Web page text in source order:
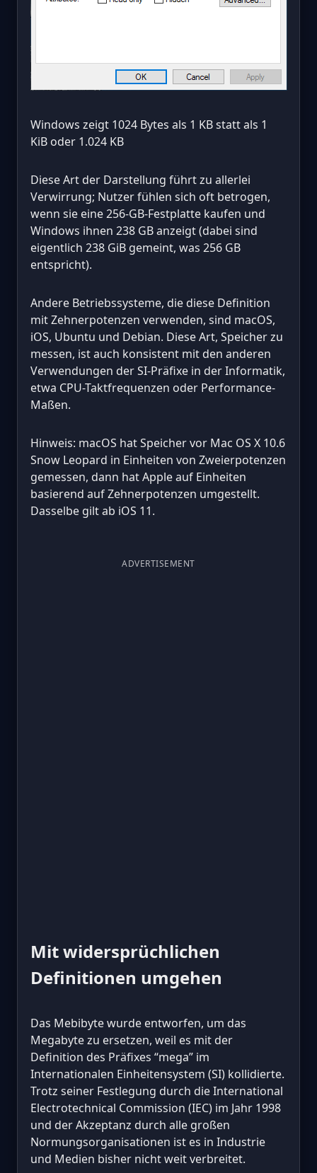
Windows zeigt 1024 Bytes als 1 KB statt als 1
KiB oder 1.024 KB
Diese Art der Darstellung führt zu allerlei
Verwirrung; Nutzer fühlen sich oft betrogen,
wenn sie eine 256-GB-Festplatte kaufen und
Windows ihnen 238 GB anzeigt (dabei sind
eigentlich 238 GiB gemeint, was 256 GB
entspricht).
Andere Betriebssysteme, die diese Definition
mit Zehnerpotenzen verwenden, sind macOS,
iOS, Ubuntu und Debian. Diese Art, Speicher zu
messen, ist auch konsistent mit den anderen
Verwendungen der SI-Präfixe in der Informatik,
etwa CPU-Taktfrequenzen oder Performance-
Maßen.
Hinweis: macOS hat Speicher vor Mac OS X 10.6
Snow Leopard in Einheiten von Zweierpotenzen
gemessen, dann hat Apple auf Einheiten
basierend auf Zehnerpotenzen umgestellt.
Dasselbe gilt ab iOS 11.
ADVERTISEMENT
Mit widersprüchlichen
Definitionen umgehen
Das Mebibyte wurde entworfen, um das
Megabyte zu ersetzen, weil es mit der
Definition des Präfixes “mega” im
Internationalen Einheitensystem (SI) kollidierte.
Trotz seiner Festlegung durch die International
Electrotechnical Commission (IEC) im Jahr 1998
und der Akzeptanz durch alle großen
Normungsorganisationen ist es in Industrie
und Medien bisher nicht weit verbreitet.